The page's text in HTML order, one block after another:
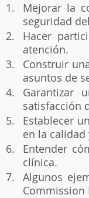
Mejorar la
seguridad
Hacer
atención.
Construir
asuntos de
Garantizar
satisfacción
Establecer
en la
Entender
clínica.
Algunos
Commission